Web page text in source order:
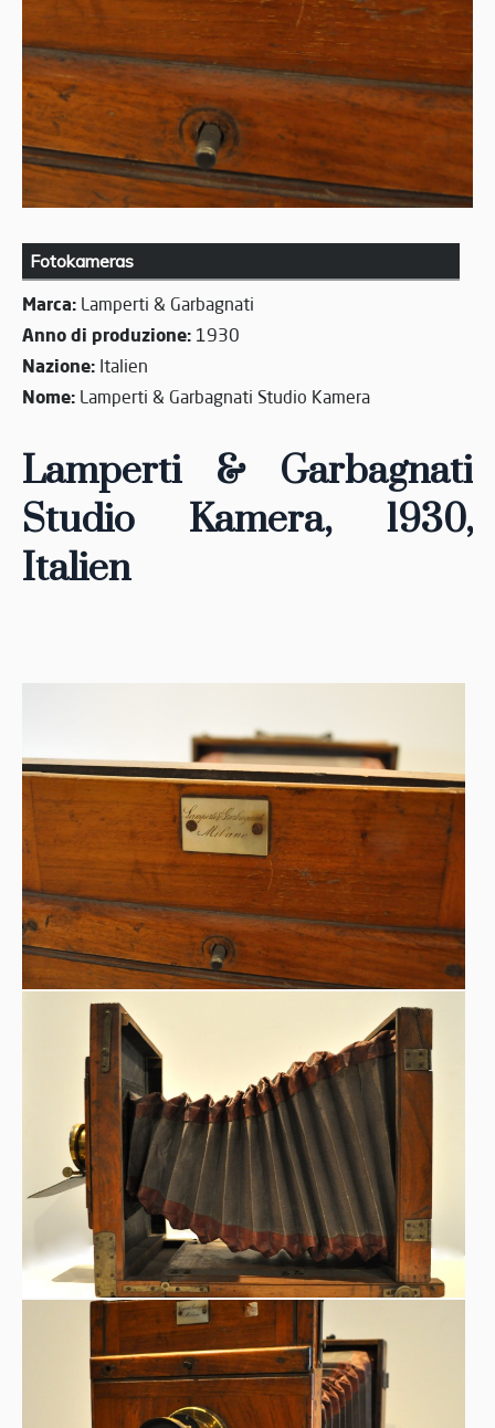
Fotokameras
Marca: Lamperti & Garbagnati
Anno di produzione: 1930
Nazione: Italien
Nome: Lamperti & Garbagnati Studio Kamera
Lamperti & Garbagnati
Studio Kamera, 1930,
Italien